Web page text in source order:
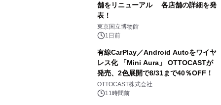
舗をリニューアル 各店舗の詳細を発
表！
東京国立博物館
1日前
有線CarPlay／Android Autoをワイヤ
レス化 「Mini Aura」 OTTOCASTが
発売、2色展開で8/31まで40％OFF！
OTTOCAST株式会社
11時間前